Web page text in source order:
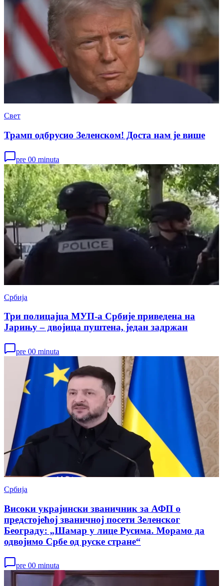
Свет
Трамп одбрусио Зеленском! Доста нам је више
pre 00 minuta
Србија
Три полицајца МУП-а Србије приведена на
Јарињу – двојица пуштена, један задржан
pre 00 minuta
Србија
Високи украјински званичник за АФП о
предстојећој званичној посети Зеленског
Београду: „Шамар у лице Русима. Морамо да
одвојимо Србе од руске стране“
pre 00 minuta